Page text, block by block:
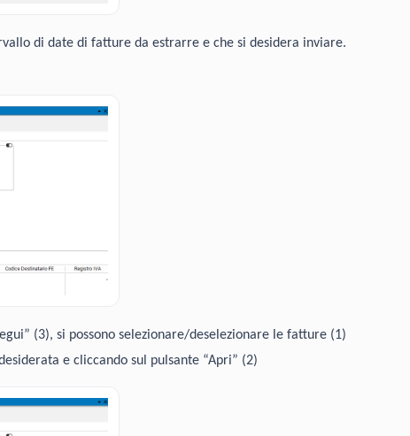
di date di fatture da estrarre e che si desidera inviare.
(3), si possono selezionare/deselezionare le fatture (1)
e cliccando sul pulsante “Apri” (2)